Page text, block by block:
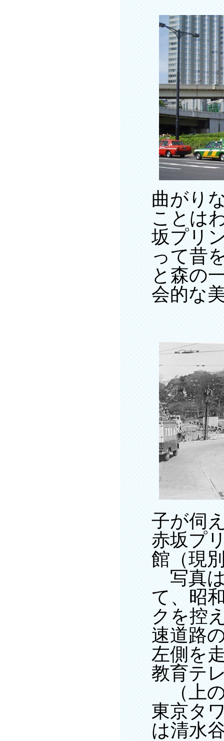
曲がり
ことは
坂プリ
って昔
と森の
会的な
子が伺
赤坂プ
館（現
写真は
て、昭
クを控
速道路
左側を
教育テ
（上の
東京タ
は清水